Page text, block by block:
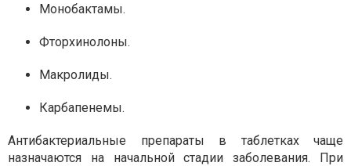
Монобактамы.
Фторхинолоны.
Макролиды.
Карбапенемы.
Антибактериальные препараты в таблетках чаще
назначаются на начальной стадии заболевания. При